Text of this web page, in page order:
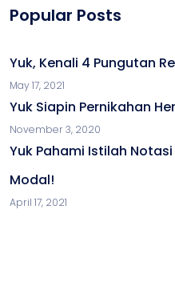
Popular Posts
Yuk, Kenali 4 Pungutan
May 17, 2021
Yuk Siapin Pernikahan
November 3, 2020
Yuk Pahami Istilah
Modal!
April 17, 2021